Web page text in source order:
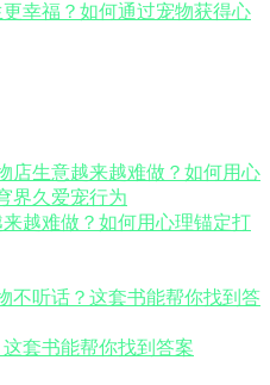
幸福？如何通过宠物获得心
越难做？如何用心理锚定打
套书能帮你找到答案